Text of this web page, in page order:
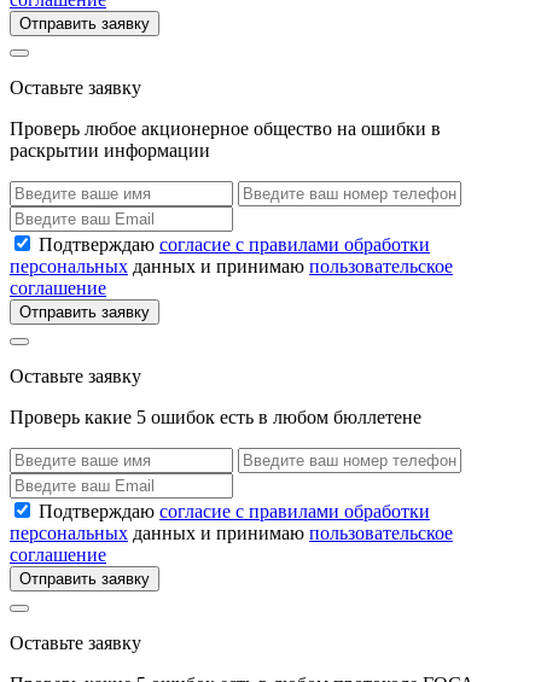
Отправить заявку
Оставьте заявку
Проверь любое акционерное общество на ошибки в
раскрытии информации
Подтверждаю согласие с правилами обработки
персональных данных и принимаю пользовательское
соглашение
Отправить заявку
Оставьте заявку
Проверь какие 5 ошибок есть в любом бюллетене
Подтверждаю согласие с правилами обработки
персональных данных и принимаю пользовательское
соглашение
Отправить заявку
Оставьте заявку